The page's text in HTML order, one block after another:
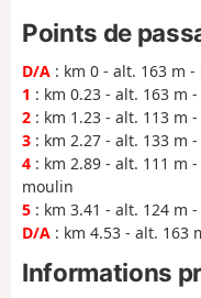
Points de
D/A : km 0 - alt. 163 m
1 : km 0.23 - alt. 163 m
2 : km 1.23 - alt. 113 m
3 : km 2.27 - alt. 133 m
4 : km 2.89 - alt. 111 m
moulin
5 : km 3.41 - alt. 124 m
D/A : km 4.53 - alt. 163
Informations